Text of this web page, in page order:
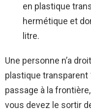
en plastique
hermétique et
litre.
Une personne n’a
plastique transparent
passage à la
vous devez le sortir